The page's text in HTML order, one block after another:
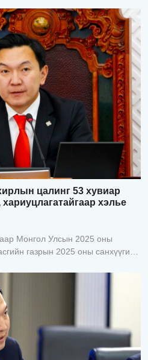
цалинг 53 хувиар
хариуцлагатайгаар хэлье
Монгол Улсын 2025 оны
газрын 2025 оны санхүүгийн